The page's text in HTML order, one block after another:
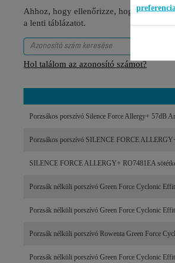
Ahhoz, hogy ellenőrizze, hogy ez a
a lenti táblázatot.
Hol találom az azonosító számot?
Porzsákos porszívó Silence Force Allergy+ 57dB
Porzsákos porszívó SILENCE FORCE
SILENCE FORCE ALLERGY+ RO7481EA
Porzsák nélküli porszívó Green Force Cyclonic
Porzsák nélküli porszívó Green Force Cyclonic
Porzsák nélküli porszívó Rowenta Green Force
Porzsák nélküli porszívó Green Force Cyclonic